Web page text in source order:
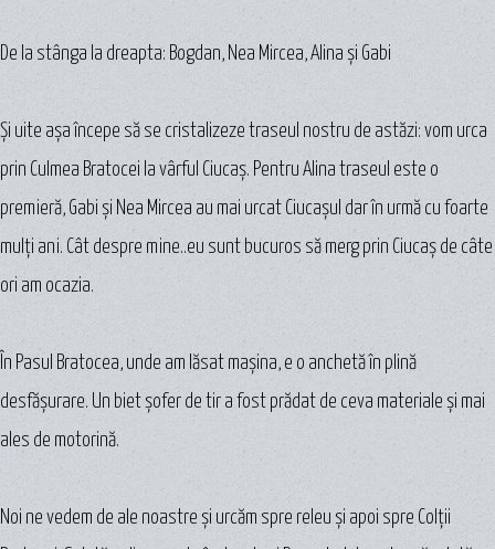
De la stânga la dreapta: Bogdan, Nea Mircea, Alina şi Gabi
Şi uite aşa începe să se cristalizeze traseul nostru de astăzi: vom urca
prin Culmea Bratocei la vârful Ciucaș. Pentru Alina traseul este o
premieră, Gabi şi Nea Mircea au mai urcat Ciucașul dar în urmă cu foarte
mulţi ani. Cât despre mine..eu sunt bucuros să merg prin Ciucaș de câte
ori am ocazia.
În Pasul Bratocea, unde am lăsat maşina, e o anchetă în plină
desfăşurare. Un biet şofer de tir a fost prădat de ceva materiale şi mai
ales de motorină.
Noi ne vedem de ale noastre şi urcăm spre releu şi apoi spre Colţii